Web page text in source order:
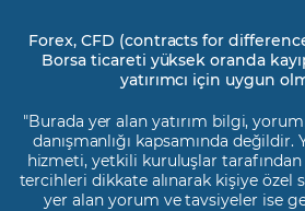
Forex, CFD (contracts for
Borsa ticareti yüksek oranda
yatırımcı için uygun
"Burada yer alan yatırım bilgi,
danışmanlığı kapsamında değildir.
hizmeti, yetkili kuruluşlar
tercihleri dikkate alınarak kişiye özel
yer alan yorum ve tavsiyeler ise